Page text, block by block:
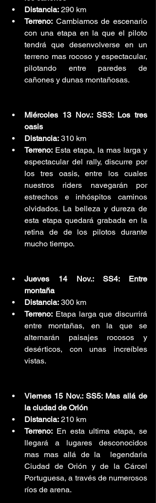
Distancia: 290 km
Terreno: Cambiamos de escenario
con una etapa en la que el piloto
tendrá que desenvolverse en un
terreno mas rocoso y espectacular,
pilotando entre paredes de
cañones y dunas montañosas.
Miércoles 13 Nov.: SS3: Los tres
oasis
Distancia: 310 km
Terreno: Esta etapa, la mas larga y
espectacular del rally, discurre por
los tres oasis, entre los cuales
nuestros riders navegarán por
estrechos e inhóspitos caminos
olvidados. La belleza y dureza de
esta etapa quedará grabada en la
retina de de los pilotos durante
mucho tiempo.
Jueves 14 Nov.: SS4: Entre
montaña
Distancia: 300 km
Terreno: Etapa larga que discurrirá
entre montañas, en la que se
alternarán paisajes rocosos y
desérticos, con unas increíbles
vistas.
Viernes 15 Nov.: SS5: Mas allá de
la ciudad de Orión
Distancia: 210 km
Terreno: En esta ultima etapa, se
llegará a lugares desconocidos
mas mas allá de la  legendaria
Ciudad de Orión y de la Cárcel
Portuguesa, a través de numerosos
ríos de arena.